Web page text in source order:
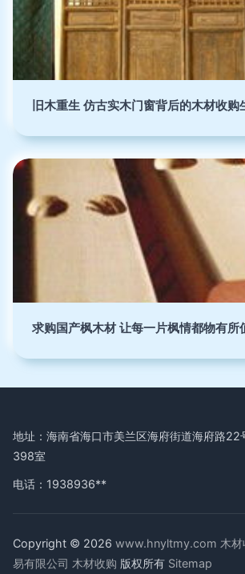
旧木重生 仿古实木门窗背后的木材收购
求购国产枫木材 让每一片枫情都物有所
地址：海南省海口市美兰区海府街道海府路22
398室
电话：1938936**
Copyright © 2026 www.hnyltmy.com 木
易有限公司 木材收购 版权所有 Sitemap